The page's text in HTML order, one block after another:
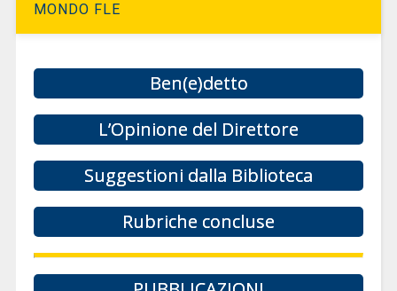
MONDO FLE
Ben(e)detto
L’Opinione del Direttore
Suggestioni dalla Biblioteca
Rubriche concluse